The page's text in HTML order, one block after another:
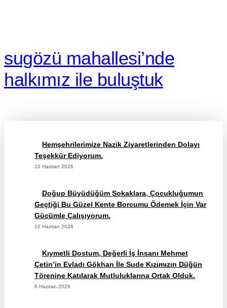
sugözü mahallesi’nde
halkımız i̇le buluştuk
Hemşehrilerimize Nazik Ziyaretlerinden Dolayı
Teşekkür Ediyorum.
10 Haziran 2026
Doğup Büyüdüğüm Sokaklara, Çocukluğumun
Geçtiği Bu Güzel Kente Borcumu Ödemek İçin Var
Gücümle Çalışıyorum.
10 Haziran 2026
Kıymetli Dostum, Değerli İş İnsanı Mehmet
Çetin’in Evladı Gökhan İle Sude Kızımızın Düğün
Törenine Katılarak Mutluluklarına Ortak Olduk.
6 Haziran 2026